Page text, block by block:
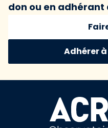
don ou en adhérant
Adhérer